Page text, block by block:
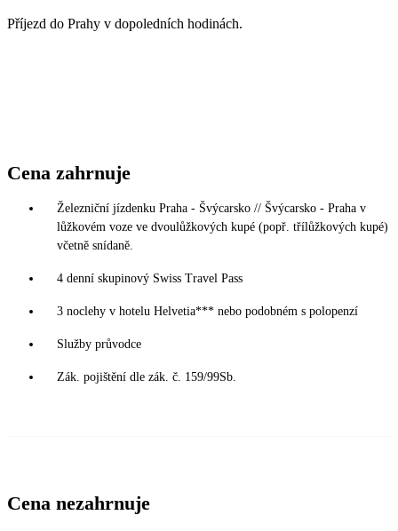
Příjezd do Prahy v dopoledních hodinách.
Cena zahrnuje
Železniční jízdenku Praha - Švýcarsko // Švýcarsko - Praha v
lůžkovém voze ve dvoulůžkových kupé (popř. třílůžkových kupé)
včetně snídaně.
4 denní skupinový Swiss Travel Pass
3 noclehy v hotelu Helvetia*** nebo podobném s polopenzí
Služby průvodce
Zák. pojištění dle zák. č. 159/99Sb.
Cena nezahrnuje